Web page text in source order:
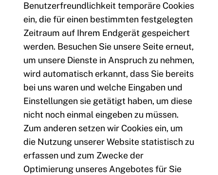
Benutzerfreundlichkeit temporäre Cookies
ein, die für einen bestimmten festgelegten
Zeitraum auf Ihrem Endgerät gespeichert
werden. Besuchen Sie unsere Seite erneut,
um unsere Dienste in Anspruch zu nehmen,
wird automatisch erkannt, dass Sie bereits
bei uns waren und welche Eingaben und
Einstellungen sie getätigt haben, um diese
nicht noch einmal eingeben zu müssen.
Zum anderen setzen wir Cookies ein, um
die Nutzung unserer Website statistisch zu
erfassen und zum Zwecke der
Optimierung unseres Angebotes für Sie